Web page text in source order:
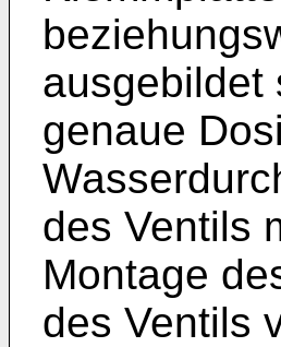
ausgebildet
genaue
des Ventils
Montage
des Ventils